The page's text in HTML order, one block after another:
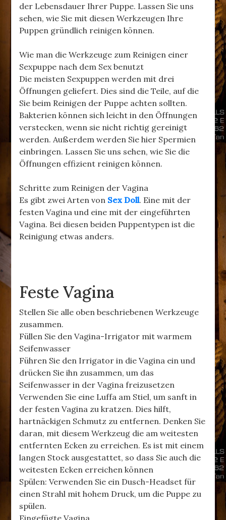
der Lebensdauer Ihrer Puppe. Lassen Sie uns
sehen, wie Sie mit diesen Werkzeugen Ihre
Puppen gründlich reinigen können.
Wie man die Werkzeuge zum Reinigen einer
Sexpuppe nach dem Sex benutzt
Die meisten Sexpuppen werden mit drei
Öffnungen geliefert. Dies sind die Teile, auf die
Sie beim Reinigen der Puppe achten sollten.
Bakterien können sich leicht in den Öffnungen
verstecken, wenn sie nicht richtig gereinigt
werden. Außerdem werden Sie hier Spermien
einbringen. Lassen Sie uns sehen, wie Sie die
Öffnungen effizient reinigen können.
Schritte zum Reinigen der Vagina
Es gibt zwei Arten von Sex Doll. Eine mit der
festen Vagina und eine mit der eingeführten
Vagina. Bei diesen beiden Puppentypen ist die
Reinigung etwas anders.
Feste Vagina
Stellen Sie alle oben beschriebenen Werkzeuge
zusammen.
Füllen Sie den Vagina-Irrigator mit warmem
Seifenwasser
Führen Sie den Irrigator in die Vagina ein und
drücken Sie ihn zusammen, um das
Seifenwasser in der Vagina freizusetzen
Verwenden Sie eine Luffa am Stiel, um sanft in
der festen Vagina zu kratzen. Dies hilft,
hartnäckigen Schmutz zu entfernen. Denken Sie
daran, mit diesem Werkzeug die am weitesten
entfernten Ecken zu erreichen. Es ist mit einem
langen Stock ausgestattet, so dass Sie auch die
weitesten Ecken erreichen können
Spülen: Verwenden Sie ein Dusch-Headset für
einen Strahl mit hohem Druck, um die Puppe zu
spülen.